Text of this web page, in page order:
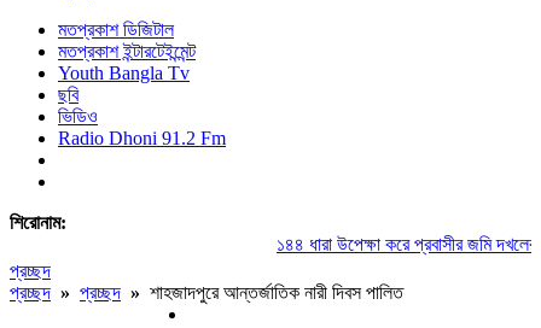
মতপ্রকাশ ডিজিটাল
মতপ্রকাশ ইন্টারটেইন্মেন্ট
Youth Bangla Tv
ছবি
ভিডিও
Radio Dhoni 91.2 Fm
শিরোনাম:
১৪৪ ধারা উপেক্ষা করে প্রবাসীর জমি দখলের
প্রচ্ছদ
প্রচ্ছদ » প্রচ্ছদ » শাহজাদপুরে আন্তর্জাতিক নারী দিবস পালিত